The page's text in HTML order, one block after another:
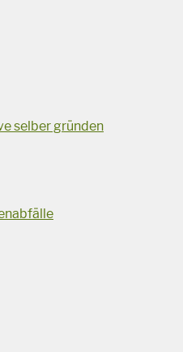
selber gründen